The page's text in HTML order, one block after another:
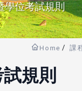
學位考試規則
Home 課
規則